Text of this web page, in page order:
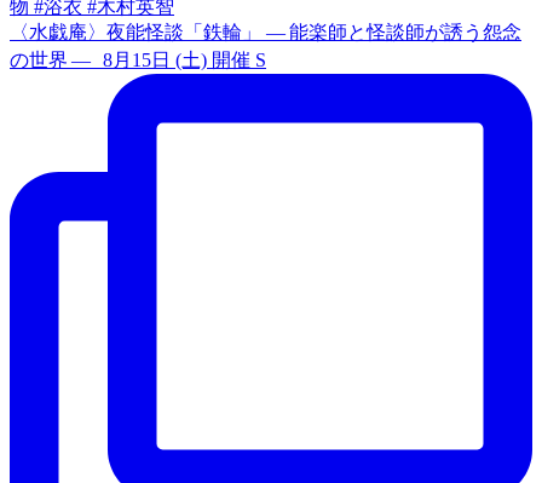
〈水戯庵〉夜能怪談「鉄輪」 — 能楽師と怪談師が誘う怨念
の世界 — 8月15日 (土) 開催 S